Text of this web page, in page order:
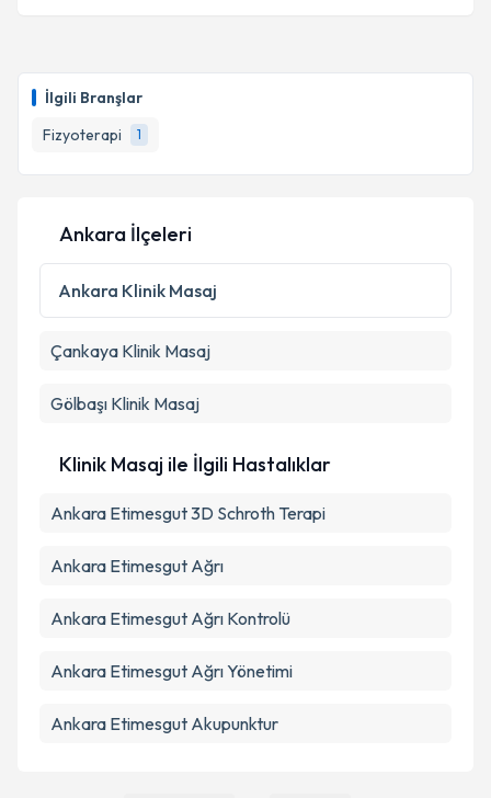
İlgili Branşlar
Fizyoterapi
1
Ankara İlçeleri
Ankara Klinik Masaj
Çankaya Klinik Masaj
Gölbaşı Klinik Masaj
Klinik Masaj ile İlgili Hastalıklar
Ankara Etimesgut 3D Schroth Terapi
Ankara Etimesgut Ağrı
Ankara Etimesgut Ağrı Kontrolü
Ankara Etimesgut Ağrı Yönetimi
Ankara Etimesgut Akupunktur